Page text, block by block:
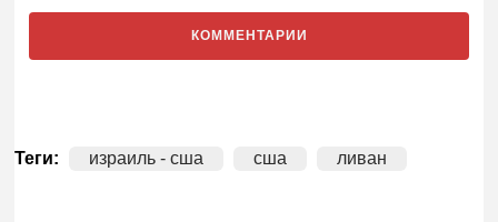
КОММЕНТАРИИ
Теги: израиль - сша сша ливан